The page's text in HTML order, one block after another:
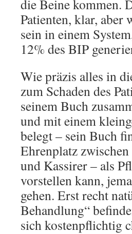
die Beine kommen.
Patienten, klar, aber
sein in einem
12% des BIP
Wie präzis alles in
zum Schaden des
seinem Buch
und mit einem
belegt – sein Buch
Ehrenplatz
und Kassirer – als
vorstellen kann,
gehen. Erst recht
Behandlung“
sich kostenpflichtig